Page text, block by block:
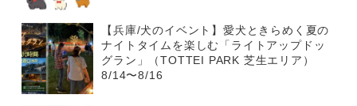
【兵庫/犬のイベント】愛犬ときらめく夏の
ナイトタイムを楽しむ「ライトアップドッ
グラン」（TOTTEI PARK 芝生エリア）
8/14〜8/16